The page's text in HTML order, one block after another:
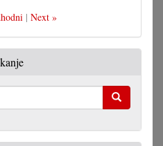
| Next »